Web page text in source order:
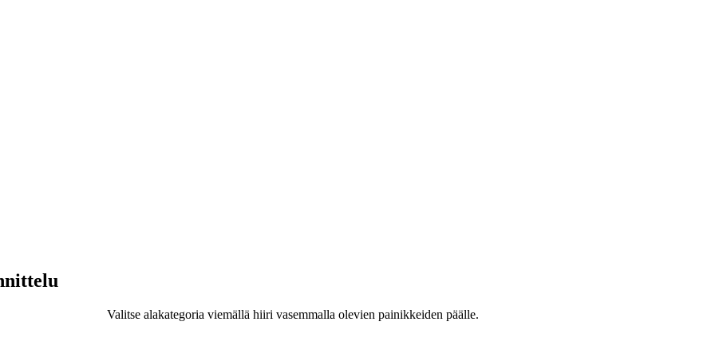
Valitse alakategoria viemällä hiiri vasemmalla olevien painikkeiden päälle.